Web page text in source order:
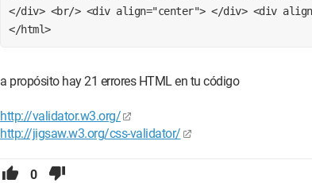
</div> <br/> <div align="center"> </div> <div
</html>
a propósito hay 21 errores HTML en tu código
http://validator.w3.org/
http://jigsaw.w3.org/css-validator/
0